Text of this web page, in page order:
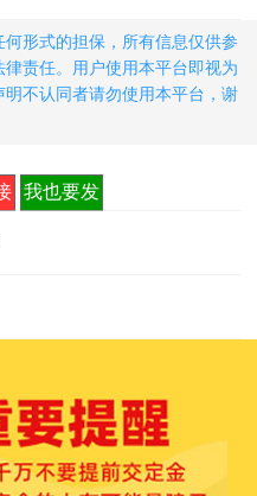
形式的担保，所有信息仅供参
责任。用户使用本平台即视为
不认同者请勿使用本平台，谢
我也要发